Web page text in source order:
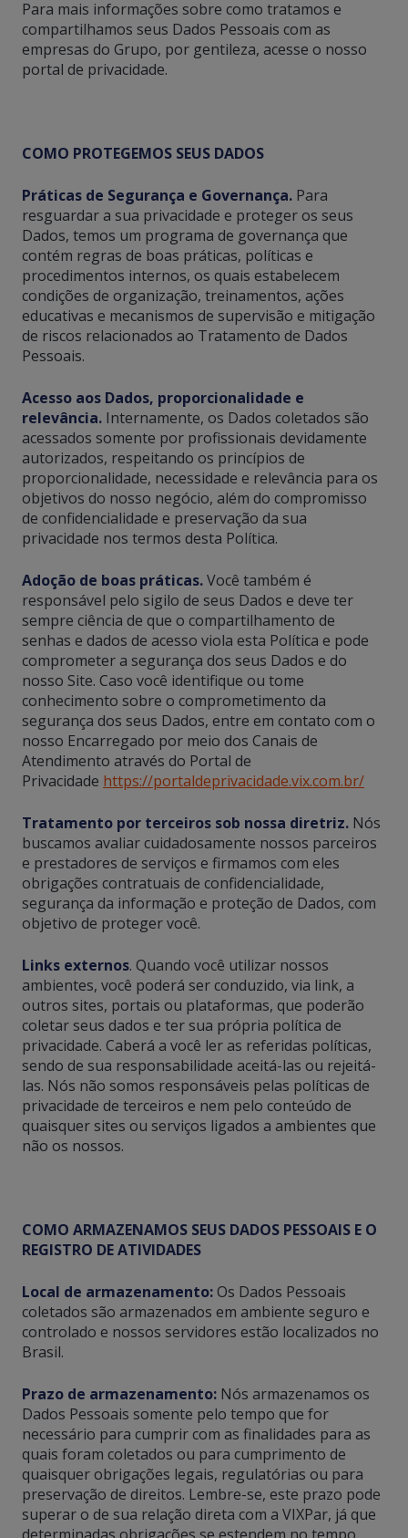
Para mais informações sobre como tratamos e
compartilhamos seus Dados Pessoais com as
empresas do Grupo, por gentileza, acesse o nosso
portal de privacidade.
COMO PROTEGEMOS SEUS DADOS
Práticas de Segurança e Governança. Para
resguardar a sua privacidade e proteger os seus
Dados, temos um programa de governança que
contém regras de boas práticas, políticas e
procedimentos internos, os quais estabelecem
condições de organização, treinamentos, ações
educativas e mecanismos de supervisão e mitigação
de riscos relacionados ao Tratamento de Dados
Pessoais.
Acesso aos Dados, proporcionalidade e
relevância. Internamente, os Dados coletados são
acessados somente por profissionais devidamente
autorizados, respeitando os princípios de
proporcionalidade, necessidade e relevância para os
objetivos do nosso negócio, além do compromisso
de confidencialidade e preservação da sua
privacidade nos termos desta Política.
Adoção de boas práticas.Você também é
responsável pelo sigilo de seus Dados e deve ter
sempre ciência de que o compartilhamento de
senhas e dados de acesso viola esta Política e pode
comprometer a segurança dos seus Dados e do
nosso Site. Caso você identifique ou tome
conhecimento sobre o comprometimento da
segurança dos seus Dados, entre em contato com o
nosso Encarregado por meio dos Canais de
Atendimento através do Portal de
Privacidade https://portaldeprivacidade.vix.com.br/
Tratamento por terceiros sob nossa diretriz. Nós
buscamos avaliar cuidadosamente nossos parceiros
e prestadores de serviços e firmamos com eles
obrigações contratuais de confidencialidade,
segurança da informação e proteção de Dados, com
objetivo de proteger você.
Links externos. Quando você utilizar nossos
ambientes, você poderá ser conduzido, via link, a
outros sites, portais ou plataformas, que poderão
coletar seus dados e ter sua própria política de
privacidade. Caberá a você ler as referidas políticas,
sendo de sua responsabilidade aceitá-las ou rejeitá-
las. Nós não somos responsáveis pelas políticas de
privacidade de terceiros e nem pelo conteúdo de
quaisquer sites ou serviços ligados a ambientes que
não os nossos.
COMO ARMAZENAMOS SEUS DADOS PESSOAIS E O
REGISTRO DE ATIVIDADES
Local de armazenamento:Os Dados Pessoais
coletados são armazenados em ambiente seguro e
controlado e nossos servidores estão localizados no
Brasil.
Prazo de armazenamento: Nós armazenamos os
Dados Pessoais somente pelo tempo que for
necessário para cumprir com as finalidades para as
quais foram coletados ou para cumprimento de
quaisquer obrigações legais, regulatórias ou para
preservação de direitos. Lembre-se, este prazo pode
superar o de sua relação direta com a VIXPar, já que